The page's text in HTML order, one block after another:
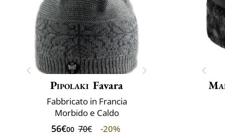
Pipolaki Favara
Fabbricato in Francia
Morbido e Caldo
56€00 70€ -20%